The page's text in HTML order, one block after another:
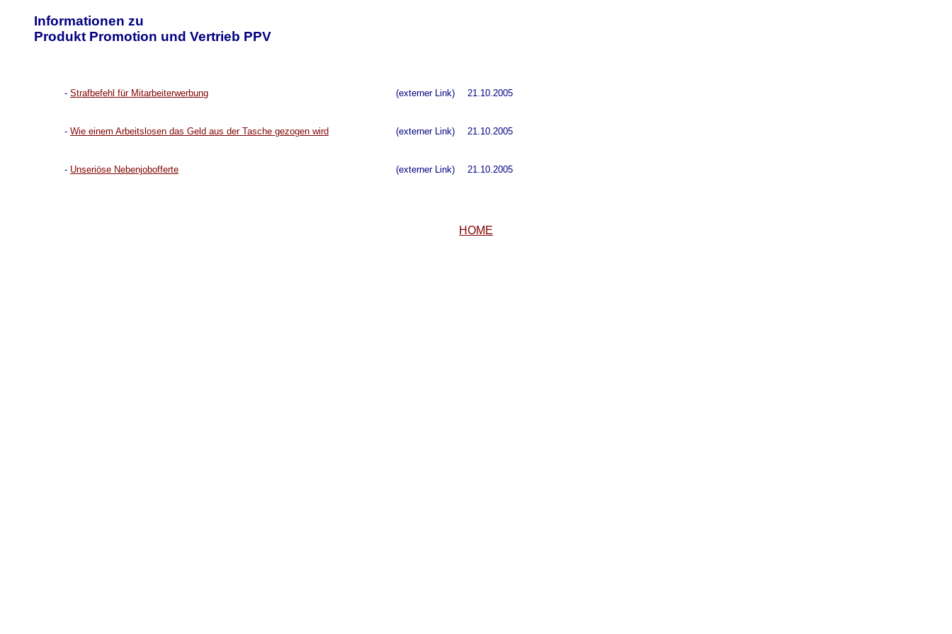
Informationen zu
Produkt Promotion und Vertrieb PPV
- Strafbefehl für Mitarbeiterwerbung (externer Link) 21.10.2005
- Wie einem Arbeitslosen das Geld aus der Tasche gezogen wird (externer Link) 21.10.2005
- Unseriöse Nebenjobofferte (externer Link) 21.10.2005
HOME